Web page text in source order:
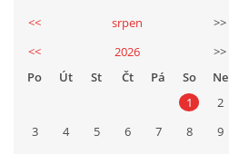
<< srpen
>>
<<
2026
>>
Po
Út St Čt Pá So
Ne
1
2
3
4 5 6 7 8
9